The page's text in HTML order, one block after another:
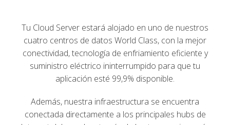
Tu Cloud Server estará alojado en uno de nuestros
cuatro centros de datos World Class, con la mejor
conectividad, tecnología de enfriamiento eficiente y
suministro eléctrico ininterrumpido para que tu
aplicación esté 99,9% disponible.
Además, nuestra infraestructura se encuentra
conectada directamente a los principales hubs de